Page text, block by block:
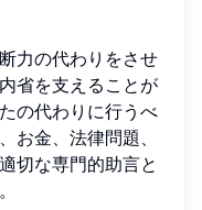
力の代わりをさせ
省を支えることが
の代わりに行うべ
お金、法律問題、
切な専門的助言と